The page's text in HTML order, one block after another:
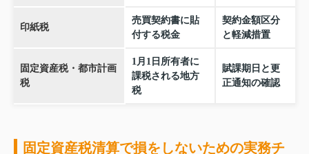
印紙税
売買契約書に貼
付する税金
契約金額区分
と軽減措置
固定資産税・都市計画
税
1月1日所有者に
課税される地方
税
賦課期日と更
正通知の確認
固定資産税清算で損をしないための実務チ